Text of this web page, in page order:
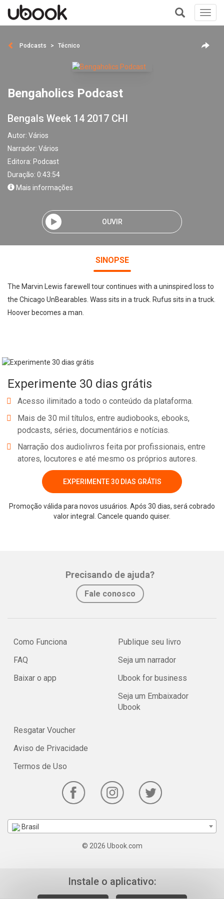
+
Podcasts Técnico
Bengaholics Podcast
Bengals Week 14 2017 CHI
Autor: Vários
Narrador: Vários
Editora: Podcast
Duração: 0:43:54
Mais informações
OUVIR
SINOPSE
The Marvin Lewis farewell tour continues with a uninspired loss to
the Chicago UnBearables. Wass sits in a truck. Rufus sits in a truck.
Hoover becomes a man.
Experimente 30 dias grátis
Acesso ilimitado a todo o conteúdo da plataforma.
Mais de 30 mil títulos, entre audiobooks, ebooks,
podcasts, séries, documentários e notícias.
Narração dos audiolivros feita por profissionais, entre
atores, locutores e até mesmo os próprios autores.
EXPERIMENTE 30 DIAS GRÁTIS
Promoção válida para novos usuários. Após 30 dias, será cobrado
valor integral. Cancele quando quiser.
Precisando de ajuda?
Fale conosco
Como Funciona
FAQ
Baixar o app
Publique seu livro
Seja um narrador
Ubook for business
Seja um Embaixador
Ubook
Resgatar Voucher
Aviso de Privacidade
Termos de Uso
Brasil
© 2026 Ubook.com
Instale o aplicativo: